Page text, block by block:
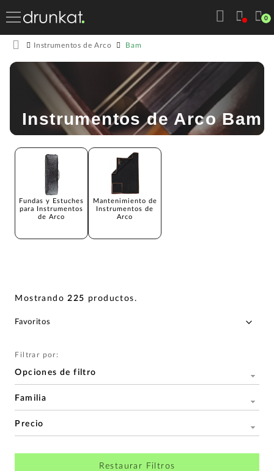
0
Instrumentos de Arco Bam
Instrumentos de Arco Bam
Fundas y Estuches
para Instrumentos
de Arco
Mantenimiento de
Instrumentos de
Arco
Mostrando225 productos.
Filtrar por:
Opciones de filtro
Familia
Precio
Restaurar Filtros